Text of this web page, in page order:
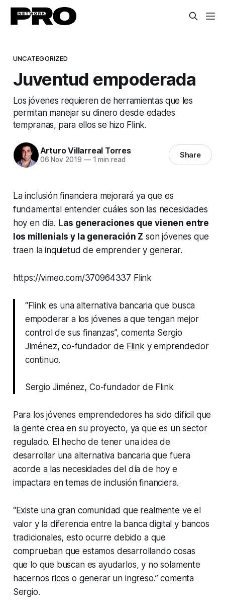
UNCATEGORIZED
Juventud empoderada
Los jóvenes requieren de herramientas que les
permitan manejar su dinero desde edades
tempranas, para ellos se hizo Flink.
Arturo Villarreal Torres
06 Nov 2019 —1 min read Share
La inclusión financiera mejorará ya que es
fundamental entender cuáles son las necesidades
hoy en día. Las generaciones que vienen entre
los millenials y la generación Z son jóvenes que
traen la inquietud de emprender y generar.
https://vimeo.com/370964337 Flink
“Flink es una alternativa bancaria que busca
empoderar a los jóvenes a que tengan mejor
control de sus finanzas”, comenta Sergio
Jiménez, co-fundador de Flink y emprendedor
continuo.
Sergio Jiménez, Co-fundador de Flink
Para los jóvenes emprendedores ha sido difícil que
la gente crea en su proyecto, ya que es un sector
regulado. El hecho de tener una idea de
desarrollar una alternativa bancaria que fuera
acorde a las necesidades del día de hoy e
impactara en temas de inclusión financiera.
“Existe una gran comunidad que realmente ve el
valor y la diferencia entre la banca digital y bancos
tradicionales, esto ocurre debido a que
comprueban que estamos desarrollando cosas
que lo que buscan es ayudarlos, y no solamente
hacernos ricos o generar un ingreso.” comenta
Sergio.